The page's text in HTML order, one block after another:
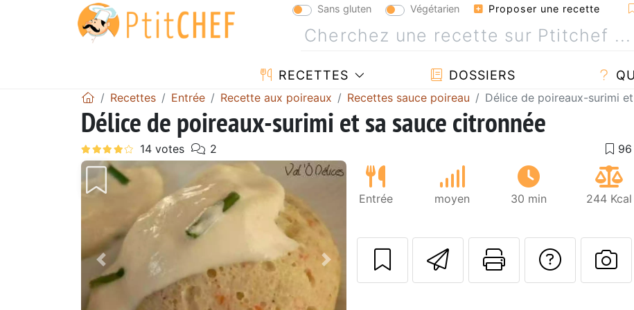
Sans gluten Végétarien Proposer une recette
RECETTES DOSSIERS
Recettes Entrée Recette aux poireaux Recettes sauce poireau Délice de poireaux-surimi
Délice de poireaux-surimi et sa sauce citronnée
Précédent Suivant
Entrée moyen 30 min 244 Kcal
Envoyer cette
Imprimer